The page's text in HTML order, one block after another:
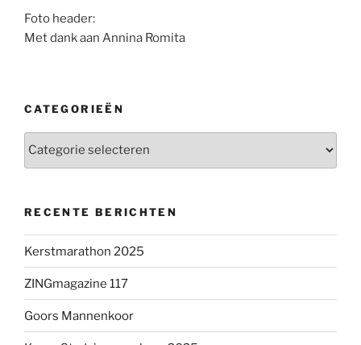
Foto header:
Met dank aan Annina Romita
CATEGORIEËN
Categorieën
RECENTE BERICHTEN
Kerstmarathon 2025
ZINGmagazine 117
Goors Mannenkoor